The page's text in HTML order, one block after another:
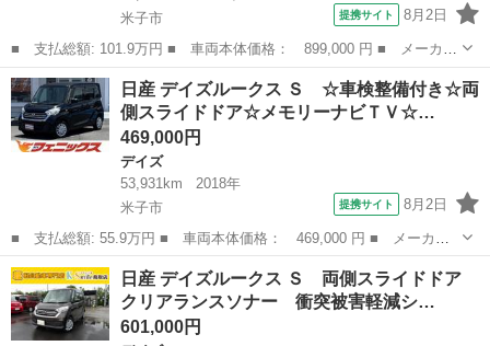
米子市
提携サイト 8月2日
■ 支払総額: 101.9万円 ■ 車両本体価格： 899,000 円 ■ メーカー
名： 日産 ■ 車種名： エクストレイル ■ グレード名： ２０Ｘ
ｔ エマージェンシーブレーキパッケージ ☆ナビＴＶ☆ 切替４Ｗ
Ｄ☆エマー...
鳥取 米子市 エクストレイル
日産 デイズルークス Ｓ ☆車検整備付き☆両
側スライドドア☆メモリーナビＴＶ☆…
469,000円
デイズ
53,931km
2018年
米子市
提携サイト 8月2日
■ 支払総額: 55.9万円 ■ 車両本体価格： 469,000 円 ■ メーカー
名： 日産 ■ 車種名： デイズルークス ■ グレード名： Ｓ ☆
車検整備付き☆両側スライドドア☆メモリーナビＴＶ☆ エマージェ
ンシーブレー...
鳥取 米子市 デイズ
日産 デイズルークス Ｓ 両側スライドドア
クリアランスソナー 衝突被害軽減シ…
601,000円